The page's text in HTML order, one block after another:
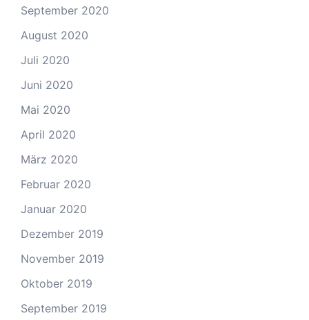
September 2020
August 2020
Juli 2020
Juni 2020
Mai 2020
April 2020
März 2020
Februar 2020
Januar 2020
Dezember 2019
November 2019
Oktober 2019
September 2019